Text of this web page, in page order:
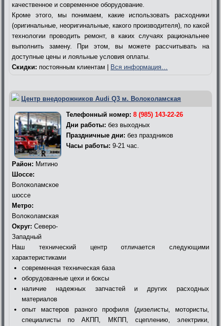
качественное и современное оборудование.
Кроме этого, мы понимаем, какие использовать расходники
(оригинальные, неоригинальные, какого производителя), по какой
технологии проводить ремонт, в каких случаях рациональнее
выполнить замену. При этом, вы можете рассчитывать на
доступные цены и лояльные условия оплаты.
Скидки: постоянным клиентам | Вся информация…
Центр внедорожников Audi Q3 м. Волоколамская
Телефонный номер: 8 (985) 143-22-26
Дни работы: без выходных
Праздничные дни: без праздников
Часы работы: 9-21 час.
Район: Митино
Шоссе:
Волоколамское
шоссе
Метро:
Волоколамская
Округ: Северо-
Западный
Наш технический центр отличается следующими
характеристиками
современная техническая база
оборудованные цехи и боксы
наличие надежных запчастей и других расходных
материалов
опыт мастеров разного профиля (дизелисты, мотористы,
специалисты по АКПП, МКПП, сцеплению, электрики,